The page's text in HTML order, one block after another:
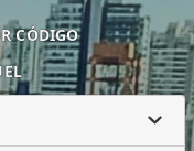
CÓDIGO